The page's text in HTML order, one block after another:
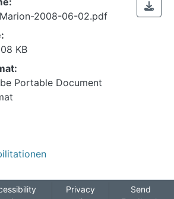
2008-06-02.pdf
KB
Portable Document
Privacy
Send